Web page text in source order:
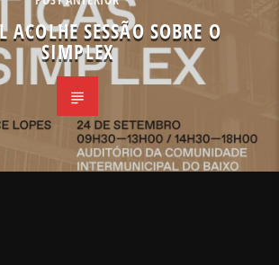
ACOLHE SESSÃO SOBRE O
SIMPLEX